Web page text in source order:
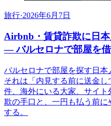
旅行·2026年6月7日
Airbnb・賃貸詐欺に日
— バルセロナで部屋を
バルセロナで部屋を探す日
それは「内見する前に送金
件、海外にいる大家、サイ
欺の手口と、一円も払う前
する。